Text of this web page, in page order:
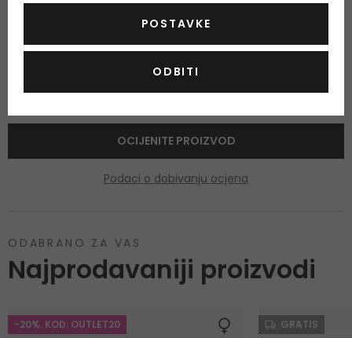
Još nema recenzija za ovaj proizvod.
OCIJENITE PROIZVOD
Podaci o dobivanju ocjena
ODABRANO ZA VAS
Najprodavaniji proizvodi
-20%. KOD: OUTLET20
GRATIS
POSTAVKE
ODBITI